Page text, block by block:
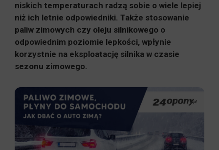
niskich temperaturach radzą sobie o wiele lepiej
niż ich letnie odpowiedniki. Także stosowanie
paliw zimowych czy oleju silnikowego o
odpowiednim poziomie lepkości, wpłynie
korzystnie na eksploatację silnika w czasie
sezonu zimowego.